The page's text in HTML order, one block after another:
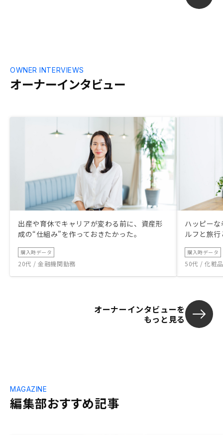
て管理できる
オーナーインタビュー
OWNER INTERVIEWS
出産や育休でキャリアが変わる前に、資産形
成の“仕組み”を作っておきたかった。
購入時データ
20代 / 金融機関勤務
ハッピー
ルフと旅
購入時データ
50代 / 化粧
オーナーインタビューを
もっと見る
編集部おすすめ記事
MAGAZINE